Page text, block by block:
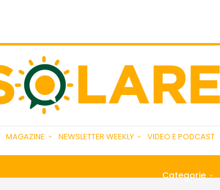
MAGAZINE NEWSLETTER WEEKLY VIDEO E PODCAST
Categorie